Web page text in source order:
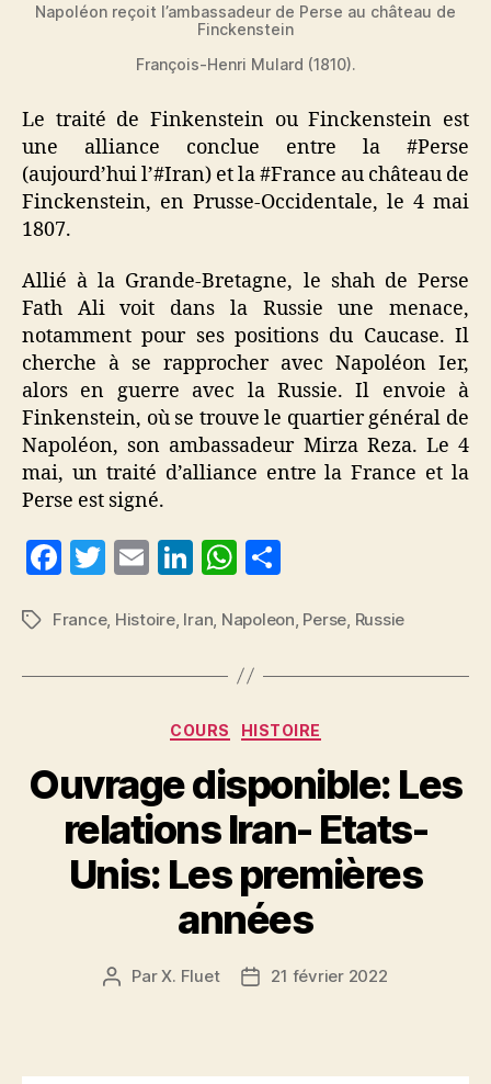
Napoléon reçoit l’ambassadeur de Perse au château de
Finckenstein
François-Henri Mulard (1810).
Le traité de Finkenstein ou Finckenstein est
une alliance conclue entre la #Perse
(aujourd’hui l’#Iran) et la #France au château de
Finckenstein, en Prusse-Occidentale, le 4 mai
1807.
Allié à la Grande-Bretagne, le shah de Perse
Fath Ali voit dans la Russie une menace,
notamment pour ses positions du Caucase. Il
cherche à se rapprocher avec Napoléon Ier,
alors en guerre avec la Russie. Il envoie à
Finkenstein, où se trouve le quartier général de
Napoléon, son ambassadeur Mirza Reza. Le 4
mai, un traité d’alliance entre la France et la
Perse est signé.
F
c
o
k
T
itt
E
ai
Li
k
n
W
at
s
A
p
p
rt
er
Étiquettes
France, Histoire, Iran Napoleon Perse Russie
Catégories
COURS HISTOIRE
Ouvrage disponible: Les
relations Iran- Etats-
Unis: Les premières
années
Auteur
ParX. Fluet
Date21 février 2022